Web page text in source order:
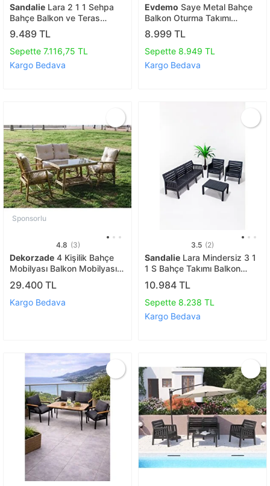
Sandalie Lara 2 1 1 Sehpa
Bahçe Balkon ve Teras
Oturma Grubu, Antrasit
9.489 TL
Sepette 7.116,75 TL
Kargo Bedava
Evdemo Saye Metal Bahçe
Balkon Oturma Takımı
2+1+1+orta Sehpa Antrasit
8.999 TL
Sepette 8.949 TL
Kargo Bedava
Sponsorlu
4.8 (3)
Dekorzade 4 Kişilik Bahçe
Mobilyası Balkon Mobilyası
Balkon Oturma Grubu Balkon
Masası Bahçe Masası
Balkon Set
29.400 TL
Kargo Bedava
3.5 (2)
Sandalie Lara Mindersiz 3 1
1 S Bahçe Takımı Balkon
Bahçe Teras Mobilyası,
Antrasit
10.984 TL
Sepette 8.238 TL
Kargo Bedava